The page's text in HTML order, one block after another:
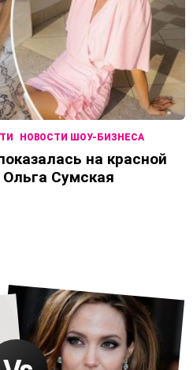
НОВОСТИ ШОУ-БИЗНЕСА
на красной
Сумская